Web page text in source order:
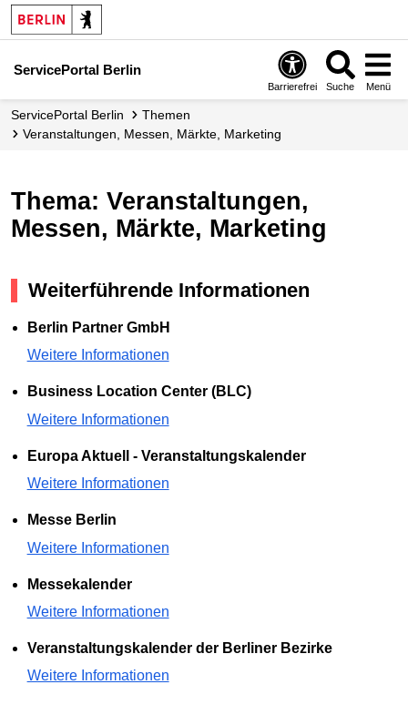
ServicePortal Berlin
Barrierefrei Suche Menü
ServicePortal Berlin
Themen
Veranstaltungen, Messen, Märkte, Marketing
Thema: Veranstaltungen,
Messen, Märkte, Marketing
Weiterführende Informationen
Berlin Partner GmbH
Weitere Informationen
Business Location Center (BLC)
Weitere Informationen
Europa Aktuell - Veranstaltungskalender
Weitere Informationen
Messe Berlin
Weitere Informationen
Messekalender
Weitere Informationen
Veranstaltungskalender der Berliner Bezirke
Weitere Informationen